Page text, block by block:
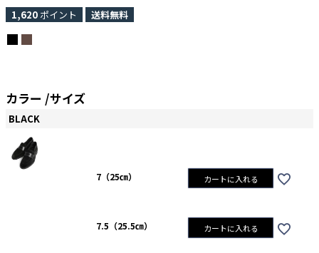
1,620 ポイント 送料無料
カラー サイズ
BLACK
7（25㎝） カートに入れる
7.5（25.5㎝） カートに入れる